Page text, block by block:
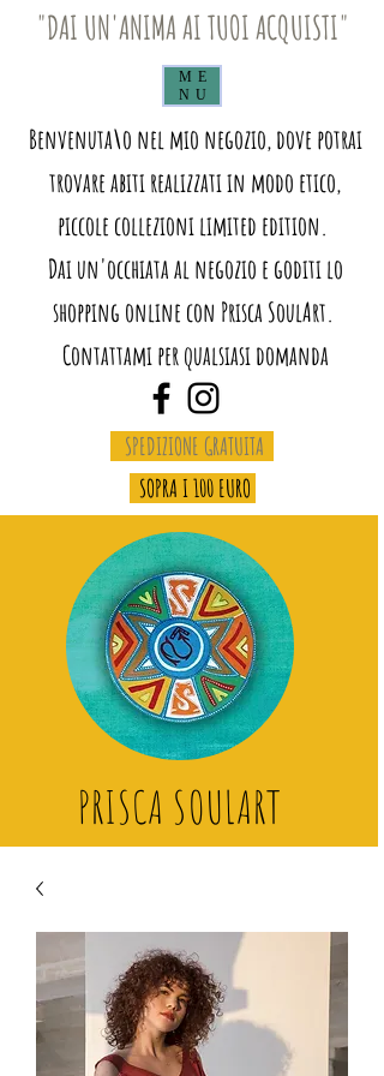
SPEDIZIONE GRATUITA
ME
NU
PRISCA SOULART
"DAI UN'ANIMA AI TUOI ACQUISTI"
Benvenuta\o nel mio negozio, dove potrai
trovare abiti realizzati in modo etico,
piccole collezioni limited edition.
Dai un'occhiata al negozio e goditi lo
shopping online con Prisca SoulArt.
Contattami per qualsiasi domanda
SOPRA I 100 EURO